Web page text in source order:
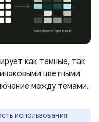
как темные, так
цветными
между темами.
использования